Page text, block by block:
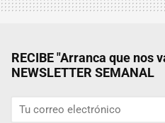
RECIBE "Arranca que nos
NEWSLETTER SEMANAL